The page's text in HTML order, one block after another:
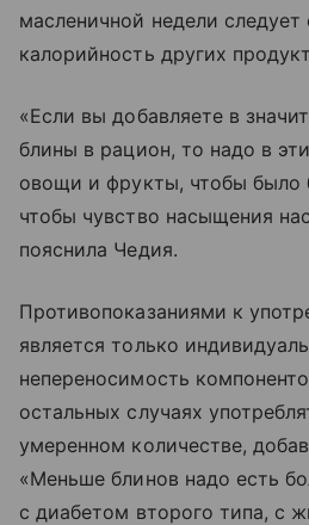
масленичной недели
калорийность других
«Если вы добавляете в
блины в рацион, то надо в
овощи и фрукты, чтобы было
чтобы чувство насыщения
пояснила Чедия.
Противопоказаниями к
является только
непереносимость
остальных случаях
умеренном количестве,
«Меньше блинов надо есть
с диабетом второго типа, с